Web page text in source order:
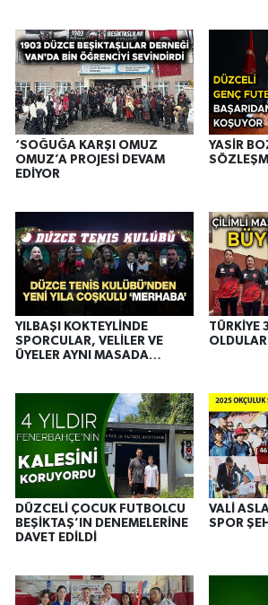
‘SOĞUĞA KARŞI OMUZ
OMUZ’A PROJESİ DEVAM
EDİYOR
YASİR
YILBAŞI KOKTEYLİNDE
SPORCULAR, VELİLER VE
ÜYELER AYNI MASADA
TÜRKİYE
DÜZCELİ ÇOCUK FUTBOLCU
BEŞİKTAŞ’IN DENEMELERİNE
DAVET EDİLDİ
VALİ
SPOR